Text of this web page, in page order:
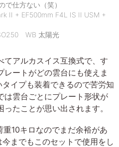
で仕方ない（笑）
II + EF500mm F4L IS II USM +
WB 太陽光
てアルカスイス互換式で、す
ートがどの雲台にも使えま
イプも装着できるので苦労知
は雲台ごとにプレート形状が
たことが思い出されます。
10キロなのでまだ余裕があ
までもこのセットで使用をし